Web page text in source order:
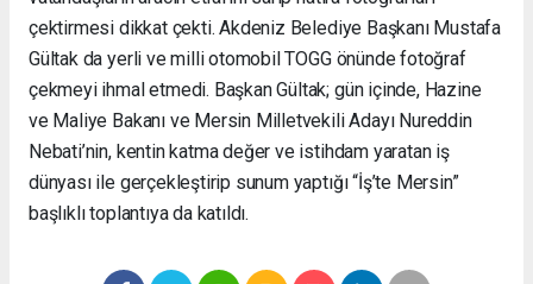
çektirmesi dikkat çekti. Akdeniz Belediye Başkanı Mustafa
Gültak da yerli ve milli otomobil TOGG önünde fotoğraf
çekmeyi ihmal etmedi. Başkan Gültak; gün içinde, Hazine
ve Maliye Bakanı ve Mersin Milletvekili Adayı Nureddin
Nebati’nin, kentin katma değer ve istihdam yaratan iş
dünyası ile gerçekleştirip sunum yaptığı “İş’te Mersin”
başlıklı toplantıya da katıldı.